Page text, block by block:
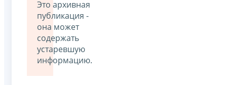
Это архивная
публикация -
она может
содержать
устаревшую
информацию.